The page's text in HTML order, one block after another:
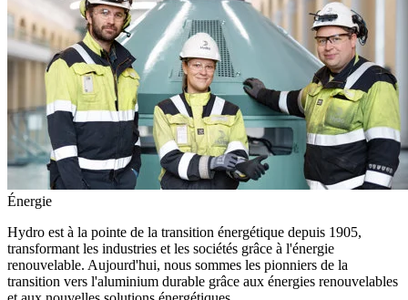
Énergie
Hydro est à la pointe de la transition énergétique depuis 1905,
transformant les industries et les sociétés grâce à l'énergie
renouvelable. Aujourd'hui, nous sommes les pionniers de la
transition vers l'aluminium durable grâce aux énergies renouvelables